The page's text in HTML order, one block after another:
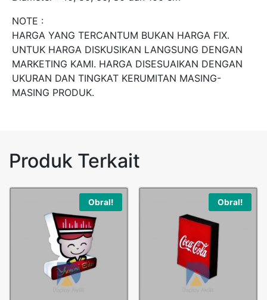
NOTE :
HARGA YANG TERCANTUM BUKAN HARGA FIX.
UNTUK HARGA DISKUSIKAN LANGSUNG DENGAN
MARKETING KAMI. HARGA DISESUAIKAN DENGAN
UKURAN DAN TINGKAT KERUMITAN MASING-
MASING PRODUK.
Produk Terkait
Obral! Obral!